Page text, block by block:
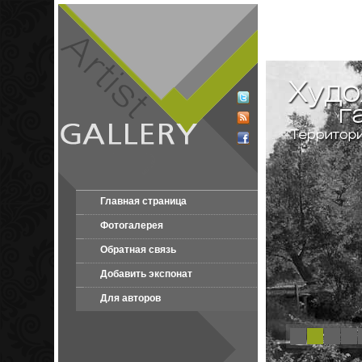
Главная страница
Фотогалерея
Обратная связь
Добавить экспонат
Для авторов